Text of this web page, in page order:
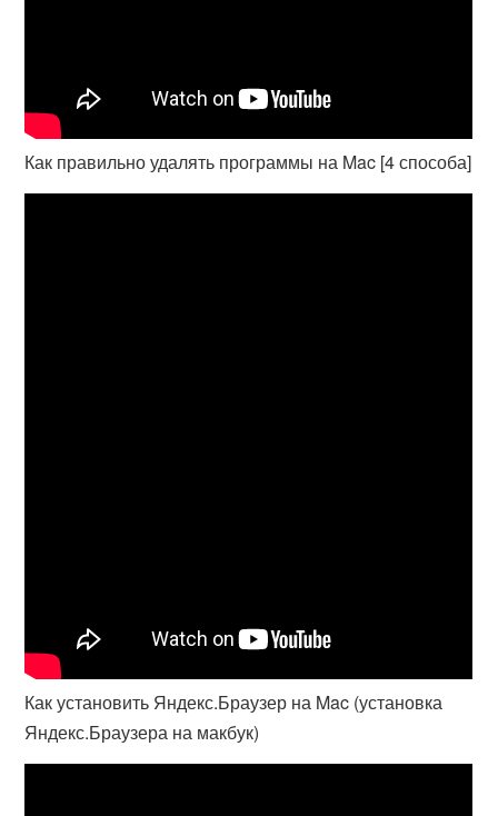
Как правильно удалять программы на Mac [4 способа]
Как установить Яндекс.Браузер на Mac (установка
Яндекс.Браузера на макбук)